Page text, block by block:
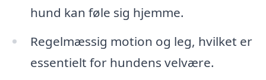
hund kan føle sig hjemme.
Regelmæssig motion og leg, hvilket er
essentielt for hundens velvære.